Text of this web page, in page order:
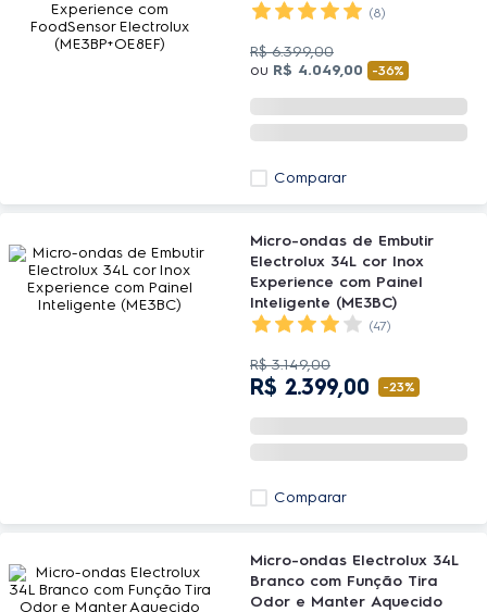
Experience com FoodSensor
(8)
R$ 6.399,00
ou R$ 4.049,00 -36%
Comparar
Micro-ondas de Embutir
Electrolux 34L cor Inox
Experience com Painel
Inteligente (ME3BC)
(47)
R$ 3.149,00
R$ 2.399,00 -23%
Comparar
Micro-ondas Electrolux 34L
Branco com Função Tira
Odor e Manter Aquecido